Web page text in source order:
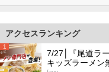
アクセスランキング
1
7/27│『尾道ラ
キッズラーメン